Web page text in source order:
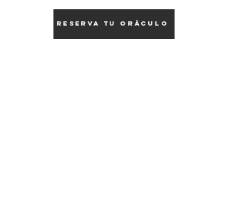
reserva tu oráculo